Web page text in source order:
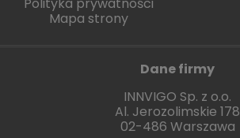
Mapa strony
Dane firmy
INNVIGO Sp. z o.o.
Al. Jerozolimskie 178
02-486 Warszawa